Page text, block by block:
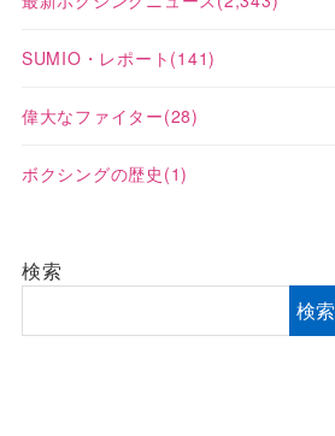
SUMIO・レポート (141)
偉大なファイター(28)
ボクシングの歴史 (1)
検索
検索